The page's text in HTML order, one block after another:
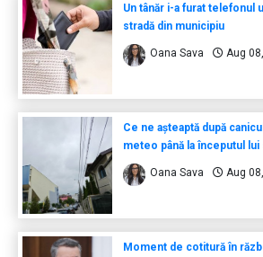
Un tânăr i-a furat telefonul
stradă din municipiu
Oana Sava Aug
Ce ne așteaptă după
meteo până la începutul
Oana Sava Aug
Moment de cotitură în